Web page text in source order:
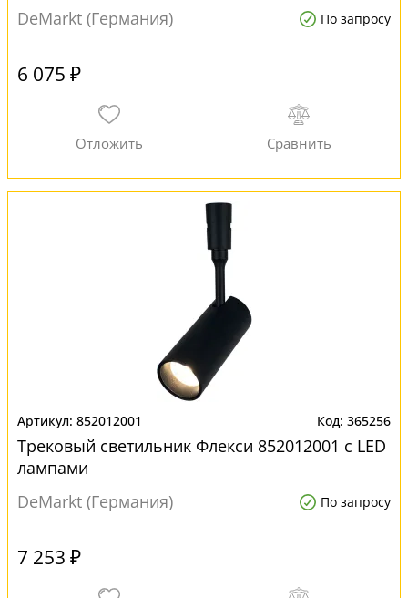
DeMarkt (Германия)
По запросу
6 075 ₽
852012001 365256
Трековый светильник Флекси 852012001 с LED
лампами
DeMarkt (Германия)
По запросу
7 253 ₽